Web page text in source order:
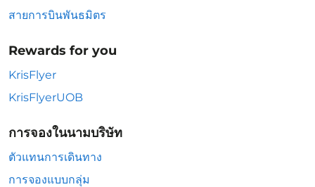
สายการบินพันธมิตร
Rewards for you
KrisFlyer
KrisFlyerUOB
การจองในนามบริษัท
ตัวแทนการเดินทาง
การจองแบบกลุ่ม